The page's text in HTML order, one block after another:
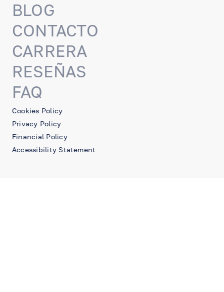
Cookies Policy
Privacy Policy
Financial Policy
Accessibility Statement
BLOG
CONTACTO
CARRERA
RESEÑAS
FAQ